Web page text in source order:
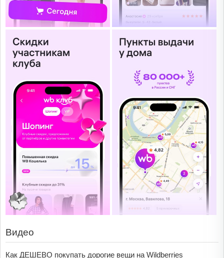
Видео
Как ДЕШЕВО покупать дорогие вещи на Wildberries